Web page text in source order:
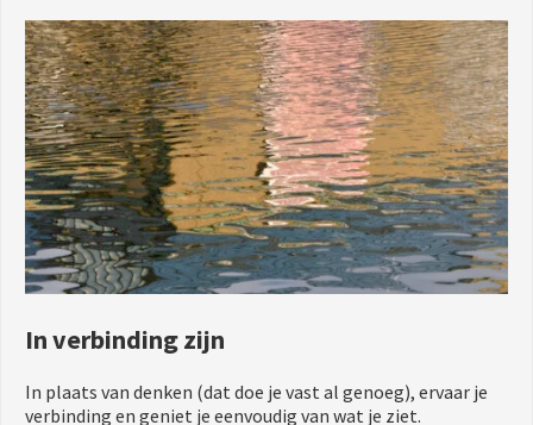
In verbinding zijn
In plaats van denken (dat doe je vast al genoeg), ervaar je
verbinding en geniet je eenvoudig van wat je ziet.